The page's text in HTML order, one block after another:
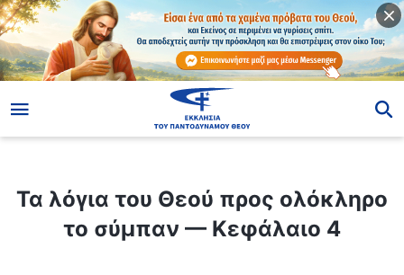
Τα λόγια του Θεού προς ολόκληρο
το σύμπαν — Κεφάλαιο 4